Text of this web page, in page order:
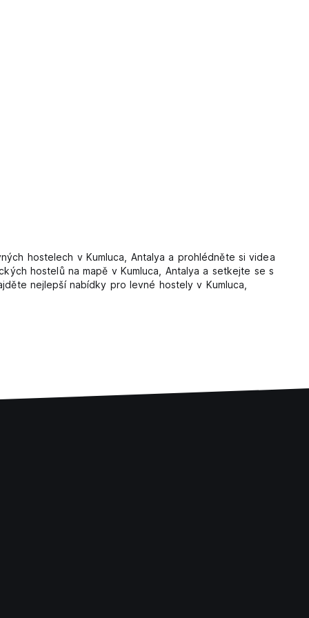
hostelech v Kumluca, Antalya a prohlédněte si videa
hostelů na mapě v Kumluca, Antalya a setkejte se s
nejlepší nabídky pro levné hostely v Kumluca,